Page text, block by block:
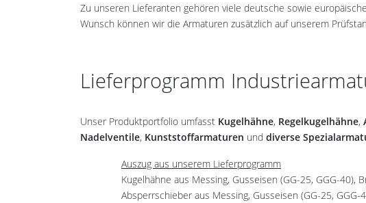
Zu unseren Lieferanten gehören viele deutsche sowie
Wunsch können wir die Armaturen zusätzlich auf unserem
Lieferprogramm
Unser Produktportfolio umfasst Kugelhähne, Regelkugelhähne,
Nadelventile, Kunststoffarmaturen und diverse
Auszug aus unserem Lieferprogramm
Kugelhähne aus Messing, Gusseisen (GG-25, GGG-40),
Absperrschieber aus Messing, Gusseisen (GG-25, GGG-